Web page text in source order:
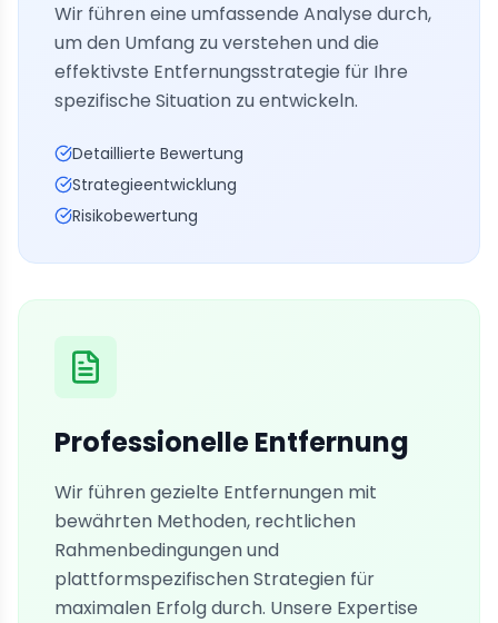
Wir führen eine umfassende Analyse durch,
um den Umfang zu verstehen und die
effektivste Entfernungsstrategie für Ihre
spezifische Situation zu entwickeln.
Detaillierte Bewertung
Strategieentwicklung
Risikobewertung
Professionelle Entfernung
Wir führen gezielte Entfernungen mit
bewährten Methoden, rechtlichen
Rahmenbedingungen und
plattformspezifischen Strategien für
maximalen Erfolg durch. Unsere Expertise